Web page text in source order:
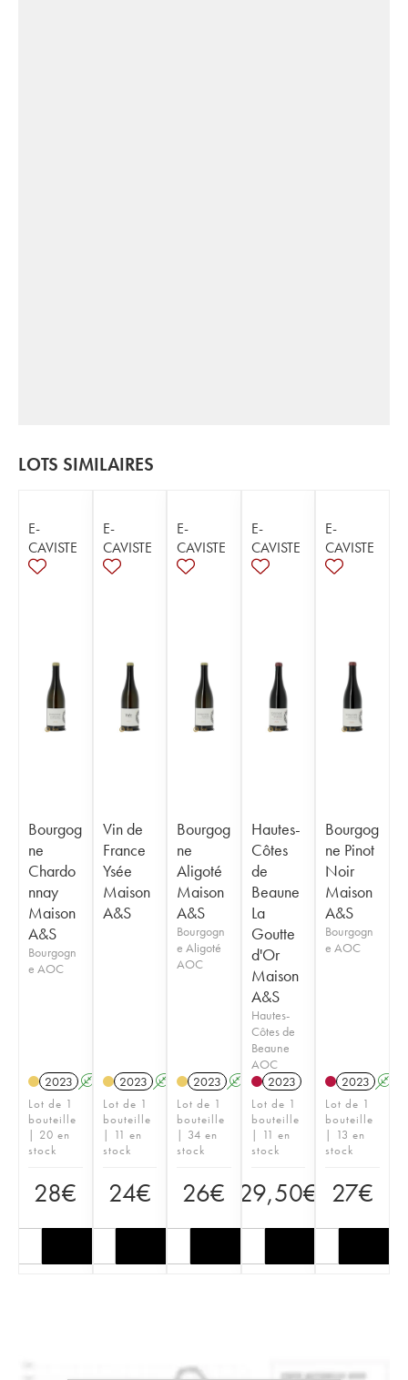
LOTS SIMILAIRES
E-
CAVISTE
Bourgog
ne
Chardo
nnay
Maison
A&S
Bourgogn
e AOC
2023 A
Lot de 1
bouteille
| 20 en
stock
28€
E-
CAVISTE
Vin de
France
Ysée
Maison
A&S
2023 A
Lot de 1
bouteille
| 11 en
stock
24€
E-
CAVISTE
Bourgog
ne
Aligoté
Maison
A&S
Bourgogn
e Aligoté
AOC
2023 A
Lot de 1
bouteille
| 34 en
stock
26€
E-
CAVISTE
Hautes-
Côtes
de
Beaune
La
Goutte
d'Or
Maison
A&S
Hautes-
Côtes de
Beaune
AOC
2023
Lot de 1
bouteille
| 11 en
stock
29,50€
E-
CAVISTE
Bourgog
ne Pinot
Noir
Maison
A&S
Bourgogn
e AOC
2023 A
Lot de 1
bouteille
| 13 en
stock
27€